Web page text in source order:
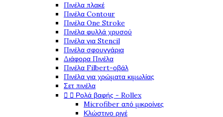
Πινέλα πλακέ
Πινέλα Contour
Πινέλα One Stroke
Πινέλα φυλλά χρυσού
Πινέλα για Stencil
Πινέλα σφουγγάρια
Διάφορα Πινέλα
Πινέλα Filbert-οβάλ
Πινέλα για χρώματα κιμωλίας
Σετ πινέλα
  Ρολά βαφής - Rollex
Microfiber από μικροίνες
Κλώστινο ριγέ